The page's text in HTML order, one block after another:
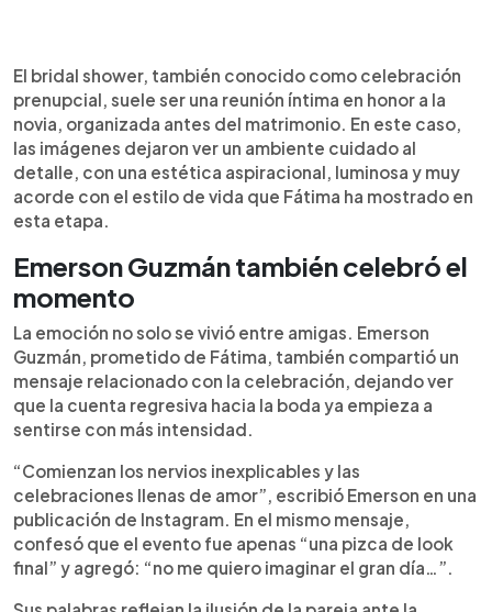
El bridal shower, también conocido como celebración
prenupcial, suele ser una reunión íntima en honor a la
novia, organizada antes del matrimonio. En este caso,
las imágenes dejaron ver un ambiente cuidado al
detalle, con una estética aspiracional, luminosa y muy
acorde con el estilo de vida que Fátima ha mostrado en
esta etapa.
Emerson Guzmán también celebró el
momento
La emoción no solo se vivió entre amigas. Emerson
Guzmán, prometido de Fátima, también compartió un
mensaje relacionado con la celebración, dejando ver
que la cuenta regresiva hacia la boda ya empieza a
sentirse con más intensidad.
“Comienzan los nervios inexplicables y las
celebraciones llenas de amor”, escribió Emerson en una
publicación de Instagram. En el mismo mensaje,
confesó que el evento fue apenas “una pizca de look
final” y agregó: “no me quiero imaginar el gran día…”.